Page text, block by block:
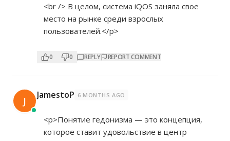
<br /> В целом, система iQOS заняла свое
место на рынке среди взрослых
пользователей.</p>
0 0 REPLY REPORT COMMENT
J JamestoP 6 MONTHS AGO
<p>Понятие гедонизма — это концепция,
которое ставит удовольствие в центр